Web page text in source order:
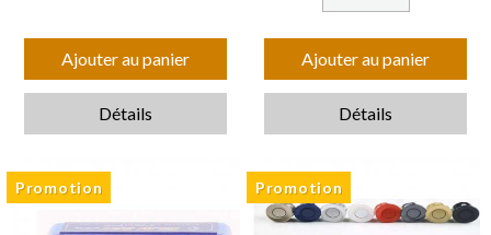
Ajouter au panier
Détails
Ajouter au panier
Détails
Promotion Promotion